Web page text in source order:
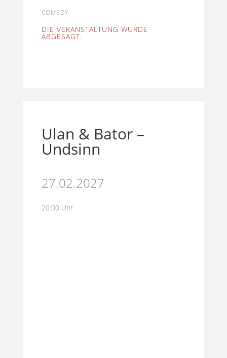
COMEDY
DIE VERANSTALTUNG WURDE
ABGESAGT.
Ulan & Bator –
Undsinn
27.02.2027
20:00 Uhr